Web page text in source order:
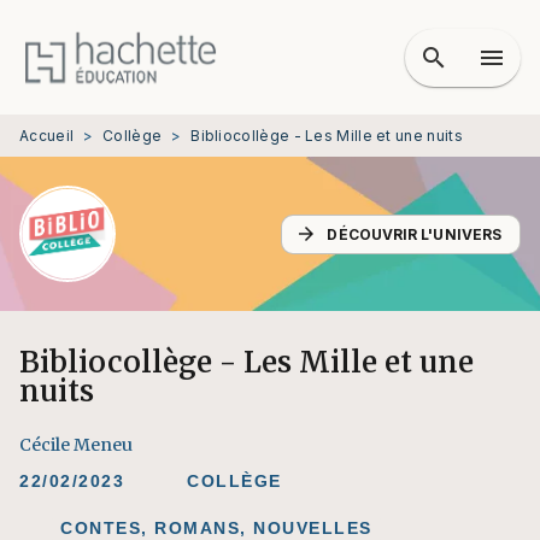
MENU RECHERCHE
PIED DE PAGE
search menu
Accueil > Collège > Bibliocollège - Les Mille et une nuits
arrow_forward DÉCOUVRIR L'UNIVERS
Bibliocollège - Les Mille et une
nuits
Cécile Meneu
22/02/2023 COLLÈGE
CONTES, ROMANS, NOUVELLES